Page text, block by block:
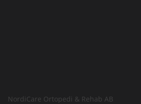
NordiCare Ortopedi & Rehab AB